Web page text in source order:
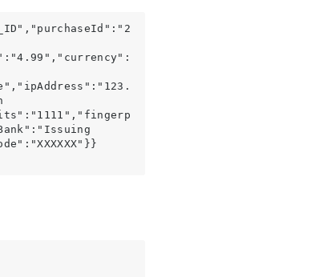
,"purchaseId":"2
"fingerp
}}